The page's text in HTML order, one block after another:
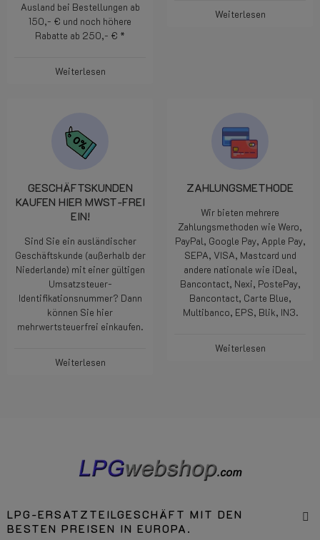
Ausland bei Bestellungen ab
150,- € und noch höhere
Rabatte ab 250,- € *
Weiterlesen
Weiterlesen
GESCHÄFTSKUNDEN
KAUFEN HIER MWST-FREI
EIN!
Sind Sie ein ausländischer
Geschäftskunde (außerhalb der
Niederlande) mit einer gültigen
Umsatzsteuer-
Identifikationsnummer? Dann
können Sie hier
mehrwertsteuerfrei einkaufen.
Weiterlesen
ZAHLUNGSMETHODE
Wir bieten mehrere
Zahlungsmethoden wie Wero,
PayPal, Google Pay, Apple Pay,
SEPA, VISA, Mastcard und
andere nationale wie iDeal,
Bancontact, Nexi, PostePay,
Bancontact, Carte Blue,
Multibanco, EPS, Blik, IN3.
Weiterlesen
LPG-ERSATZTEILGESCHÄFT MIT DEN
BESTEN PREISEN IN EUROPA.